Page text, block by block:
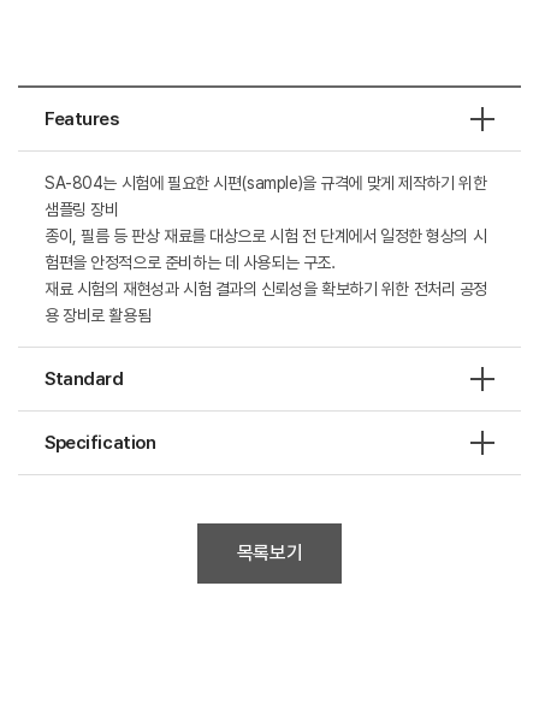
Features
SA-804는 시험에 필요한 시편(sample)을 규격에 맞게 제작하기 위한
샘플링 장비
종이, 필름 등 판상 재료를 대상으로 시험 전 단계에서 일정한 형상의 시
험편을 안정적으로 준비하는 데 사용되는 구조.
재료 시험의 재현성과 시험 결과의 신뢰성을 확보하기 위한 전처리 공정
용 장비로 활용됨
Standard
Specification
목록보기